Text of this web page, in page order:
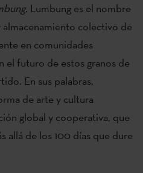
. Lumbung es el nombre
colectivo de
en comunidades
el futuro de estos granos de
En sus palabras,
de arte y cultura
global y cooperativa, que
allá de los 100 días que dure